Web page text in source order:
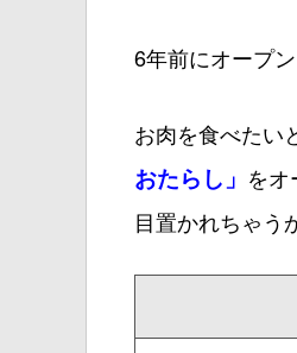
6年前にオープ
お肉を食べたい
おたらし」 を
目置かれちゃう